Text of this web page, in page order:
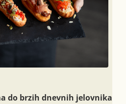
do brzih dnevnih jelovnika